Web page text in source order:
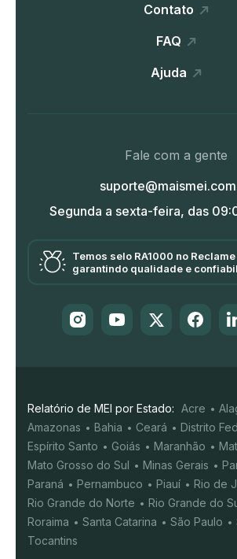
Contato
FAQ
Ajuda
Fale com a gente
Segunda a sexta-feira, das
Temos selo RA1000 no Reclame
garantindo qualidade e
Relatório de MEI por Estado: Acre
Amazonas
Bahia Ceará
Distrito
Espírito Santo
Goiás Maranhão
Mato Grosso do Sul
Minas Gerais
Paraná
Pernambuco Piauí
Rio de
Rio Grande do Norte
Rio Grande do
Roraima
Santa Catarina São Paulo
Tocantins